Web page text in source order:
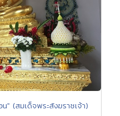
" (สมเด็จพระสังฆราชเจ้า)